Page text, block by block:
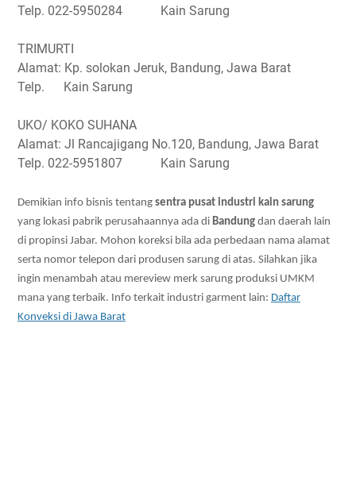
Telp. 022-5950284 Kain Sarung
TRIMURTI
Alamat: Kp. solokan Jeruk, Bandung, Jawa Barat
Telp. Kain Sarung
UKO/ KOKO SUHANA
Alamat: Jl Rancajigang No.120, Bandung, Jawa Barat
Telp. 022-5951807 Kain Sarung
Demikian info bisnis tentang sentra pusat industri kain sarung
yang lokasi pabrik perusahaannya ada di Bandung dan daerah lain
di propinsi Jabar. Mohon koreksi bila ada perbedaan nama alamat
serta nomor telepon dari produsen sarung di atas. Silahkan jika
ingin menambah atau mereview merk sarung produksi UMKM
mana yang terbaik. Info terkait industri garment lain: Daftar
Konveksi di Jawa Barat